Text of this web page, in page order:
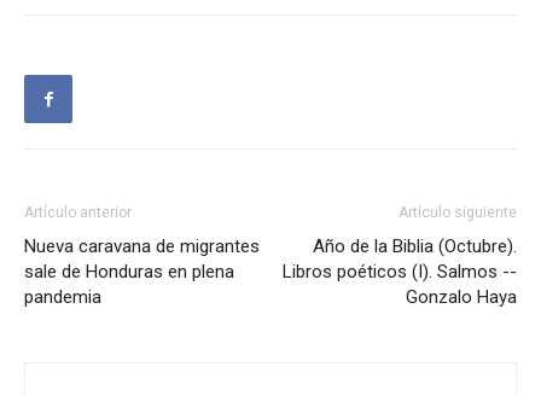
Artículo anterior
Nueva caravana de migrantes
sale de Honduras en plena
pandemia
Artículo siguiente
Año de la Biblia (Octubre).
Libros poéticos (I). Salmos --
Gonzalo Haya